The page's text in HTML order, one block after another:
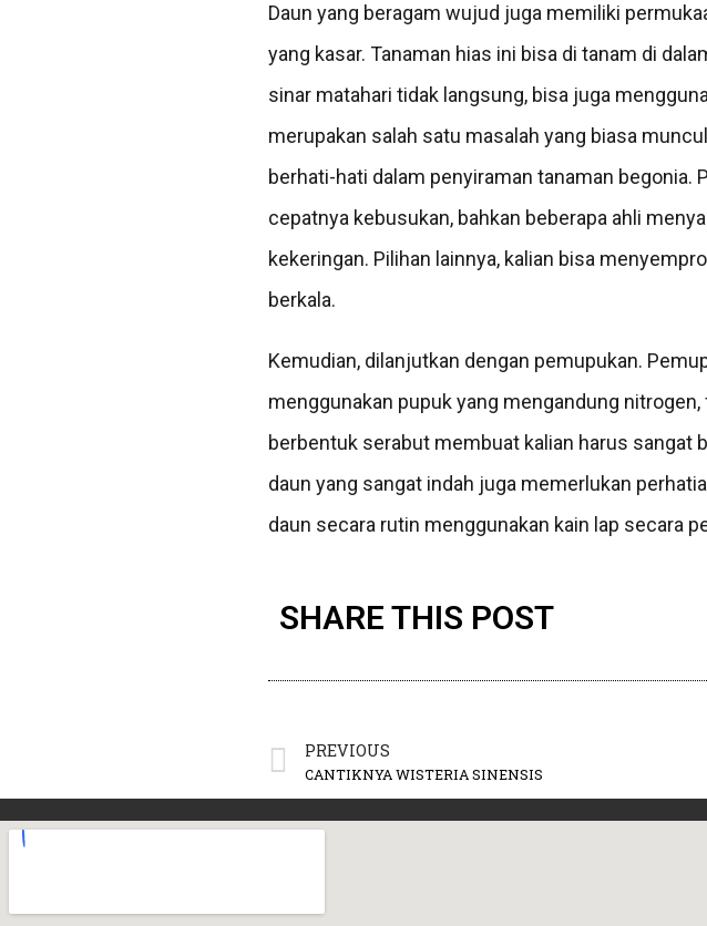
Daun yang beragam wujud juga memiliki
yang kasar. Tanaman hias ini bisa di tanam di
sinar matahari tidak langsung, bisa juga
merupakan salah satu masalah yang biasa
berhati-hati dalam penyiraman tanaman begonia.
cepatnya kebusukan, bahkan beberapa ahli
kekeringan. Pilihan lainnya, kalian bisa
berkala.
Kemudian, dilanjutkan dengan pemupukan.
menggunakan pupuk yang mengandung
berbentuk serabut membuat kalian harus sangat
daun yang sangat indah juga memerlukan
daun secara rutin menggunakan kain lap secara
SHARE THIS POST
PREVIOUS
CANTIKNYA WISTERIA SINENSIS